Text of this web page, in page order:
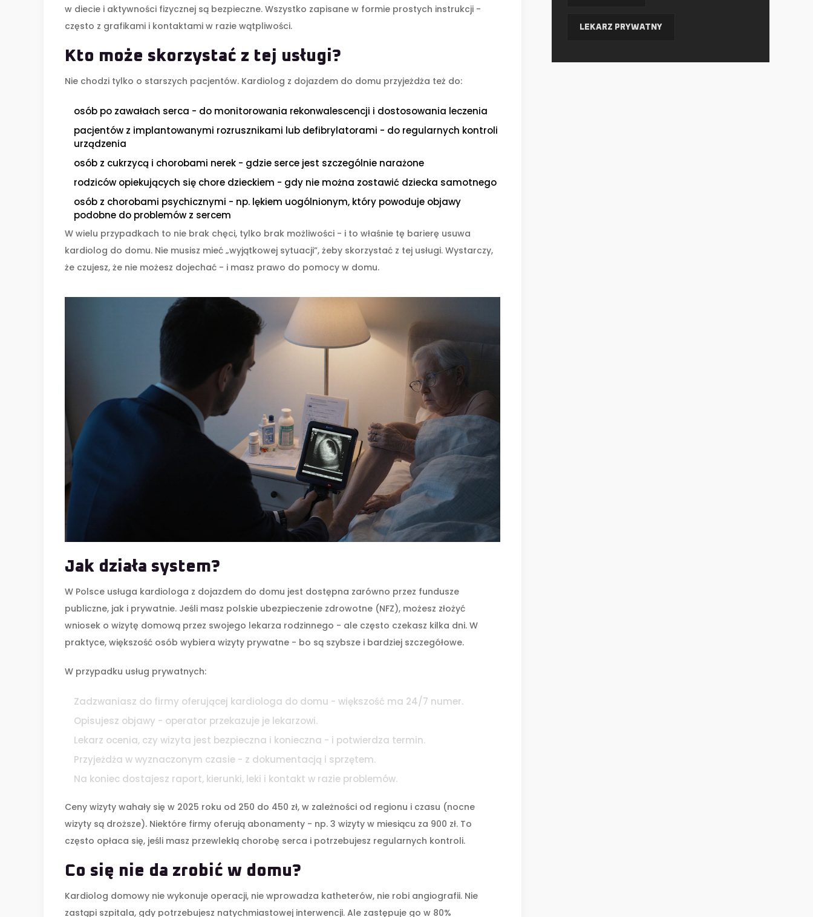
w diecie i aktywności fizycznej są bezpieczne. Wszystko zapisane w formie prostych instrukcji -
często z grafikami i kontaktami w razie wątpliwości.
Kto może skorzystać z tej usługi?
Nie chodzi tylko o starszych pacjentów. Kardiolog z dojazdem do domu przyjeżdża też do:
osób po zawałach serca - do monitorowania rekonwalescencji i dostosowania leczenia
pacjentów z implantowanymi rozrusznikami lub defibrylatorami - do regularnych kontroli
urządzenia
osób z cukrzycą i chorobami nerek - gdzie serce jest szczególnie narażone
rodziców opiekujących się chore dzieckiem - gdy nie można zostawić dziecka samotnego
osób z chorobami psychicznymi - np. lękiem uogólnionym, który powoduje objawy
podobne do problemów z sercem
W wielu przypadkach to nie brak chęci, tylko brak możliwości - i to właśnie tę barierę usuwa
kardiolog do domu. Nie musisz mieć „wyjątkowej sytuacji”, żeby skorzystać z tej usługi. Wystarczy,
że czujesz, że nie możesz dojechać - i masz prawo do pomocy w domu.
Jak działa system?
W Polsce usługa kardiologa z dojazdem do domu jest dostępna zarówno przez fundusze
publiczne, jak i prywatnie. Jeśli masz polskie ubezpieczenie zdrowotne (NFZ), możesz złożyć
wniosek o wizytę domową przez swojego lekarza rodzinnego - ale często czekasz kilka dni. W
praktyce, większość osób wybiera wizyty prywatne - bo są szybsze i bardziej szczegółowe.
W przypadku usług prywatnych:
Zadzwaniasz do firmy oferującej kardiologa do domu - większość ma 24/7 numer.
Opisujesz objawy - operator przekazuje je lekarzowi.
Lekarz ocenia, czy wizyta jest bezpieczna i konieczna - i potwierdza termin.
Przyjeżdża w wyznaczonym czasie - z dokumentacją i sprzętem.
Na koniec dostajesz raport, kierunki, leki i kontakt w razie problemów.
Ceny wizyty wahały się w 2025 roku od 250 do 450 zł, w zależności od regionu i czasu (nocne
wizyty są droższe). Niektóre firmy oferują abonamenty - np. 3 wizyty w miesiącu za 900 zł. To
często opłaca się, jeśli masz przewlekłą chorobę serca i potrzebujesz regularnych kontroli.
Co się nie da zrobić w domu?
Kardiolog domowy nie wykonuje operacji, nie wprowadza katheterów, nie robi angiografii. Nie
zastąpi szpitala, gdy potrzebujesz natychmiastowej interwencji. Ale zastępuje go w 80%
LEKARZ PRYWATNY